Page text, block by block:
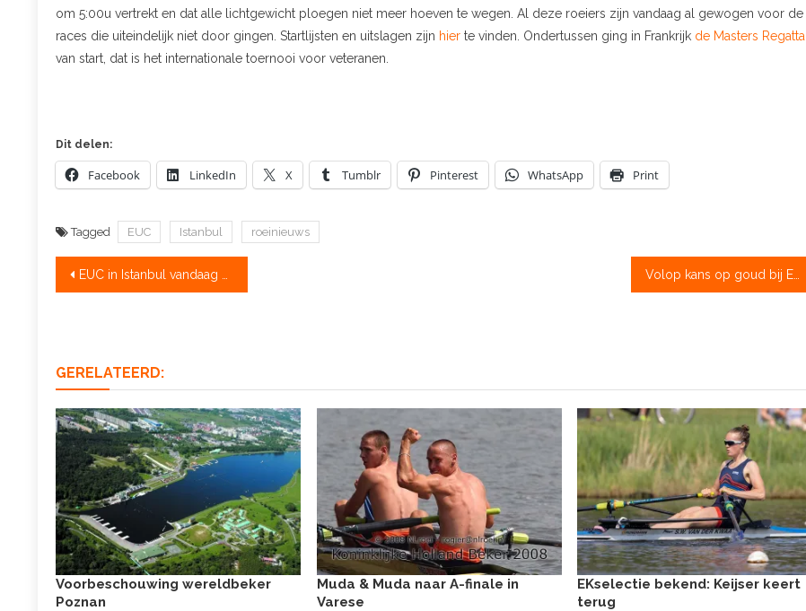
om 5:00u vertrekt en dat alle lichtgewicht ploegen niet meer hoeven te wegen. Al deze roeiers zijn vandaag al gewogen voor de
races die uiteindelijk niet door gingen. Startlijsten en uitslagen zijn hier te vinden. Ondertussen ging in Frankrijk de Masters Regatta
van start, dat is het internationale toernooi voor veteranen.
Dit delen:
Facebook LinkedIn X Tumblr Pinterest WhatsApp Print
Tagged EUC Istanbul roeinieuws
Bericht
EUC in Istanbul vandaag van start Volop kans op goud bij EUC vandaag
GERELATEERD:
Voorbeschouwing wereldbeker
Poznan
Muda & Muda naar A-finale in
Varese
EKselectie bekend: Keijser keert
terug